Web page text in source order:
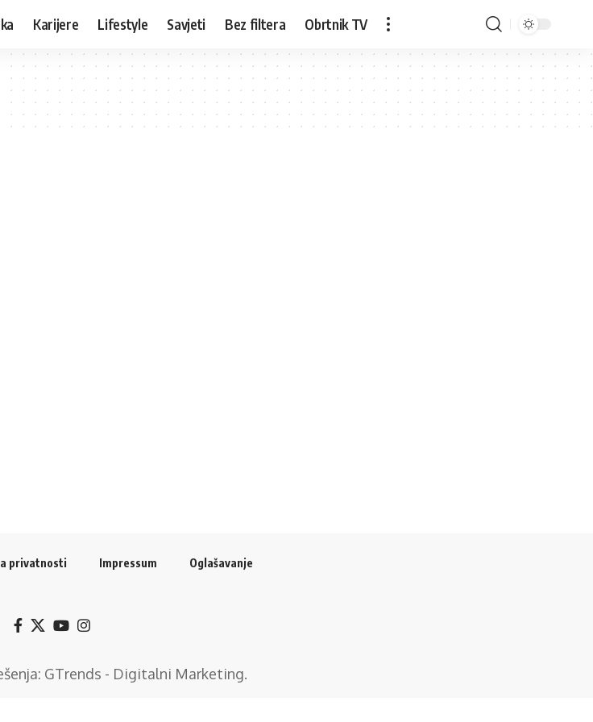
Karijere Lifestyle Savjeti Bez filtera Obrtnik TV
privatnosti Impressum Oglašavanje
GTrends - Digitalni Marketing.